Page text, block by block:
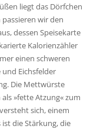
liegt das Dörfchen
wir den
dessen Speisekarte
Kalorienzähler
einen schweren
Eichsfelder
Die Mettwürste
»fette Atzung« zum
sich, einem
die Stärkung, die